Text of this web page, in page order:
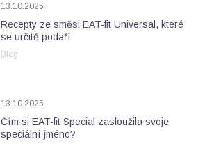
13.10.2025
Recepty ze směsi EAT-fit Universal, které
se určitě podaří
Blog
13.10.2025
Čím si EAT-fit Special zasloužila svoje
speciální jméno?